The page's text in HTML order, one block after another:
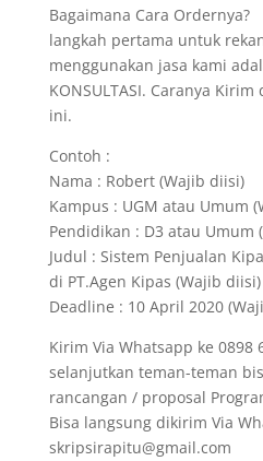
Bagaimana Cara Ordernya?
langkah pertama untuk
menggunakan jasa kami
KONSULTASI. Caranya
ini.
Contoh :
Nama : Robert (Wajib diisi)
Kampus : UGM atau Umum
Pendidikan : D3 atau Umum
Judul : Sistem Penjualan
di PT.Agen Kipas (Wajib
Deadline : 10 April 2020
Kirim Via Whatsapp ke 0898
selanjutkan teman-teman
rancangan / proposal
Bisa langsung dikirim Via
skripsirapitu@gmail.com